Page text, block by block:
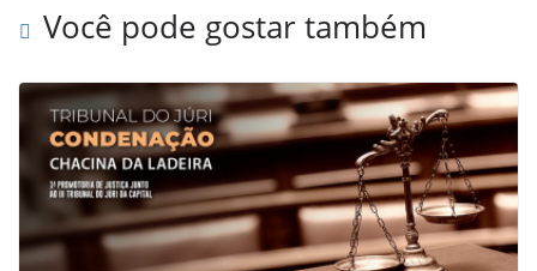
Você pode gostar também